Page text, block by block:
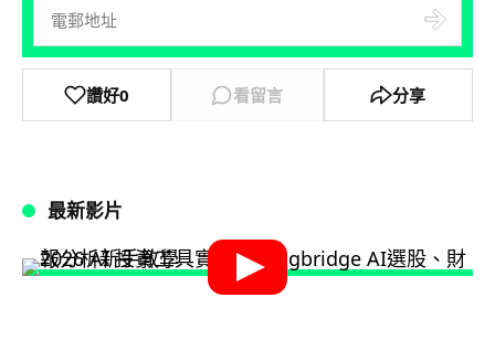
讚好0 看留言 分享
最新影片